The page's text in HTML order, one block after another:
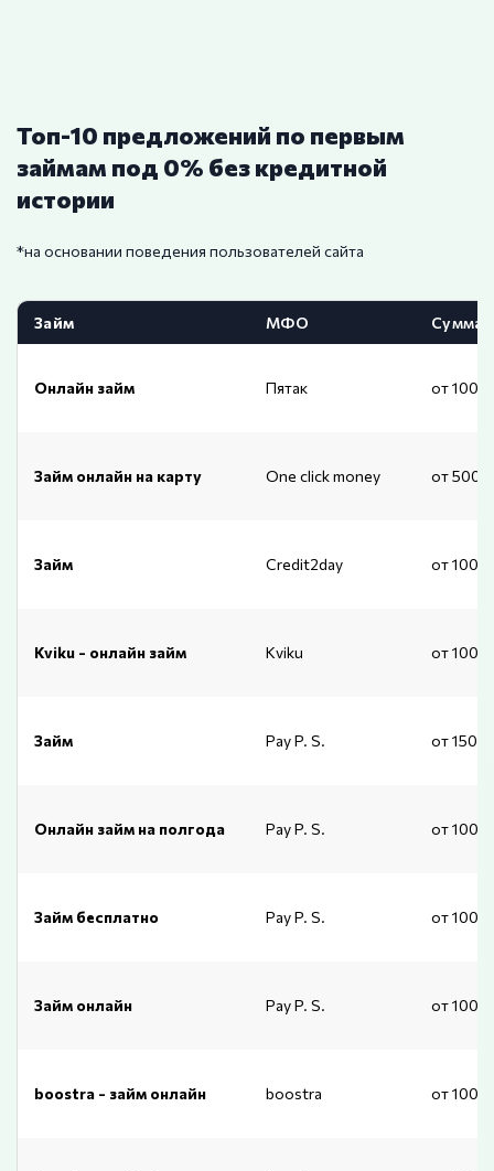
Топ-10 предложений по первым
займам под 0% без кредитной
истории
*на основании поведения пользователей сайта
Займ МФО Сумма
Онлайн займ Пятак от
Займ онлайн на карту One click money от 500
Займ Credit2day от
Kviku - онлайн займ Kviku от 1000
Займ Pay P. S. от
Онлайн займ на полгода Pay P. S. от 1000
Займ бесплатно Pay P. S. от 1000
Займ онлайн Pay P. S. от
boostra - займ онлайн boostra от